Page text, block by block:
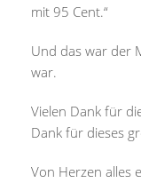
mit 95 Cent.“
Und das war der
war.
Vielen Dank für
Dank für dieses
Von Herzen alles